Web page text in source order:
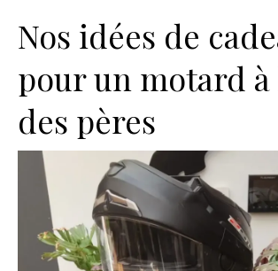
Nos idées de
pour un motard à
des pères